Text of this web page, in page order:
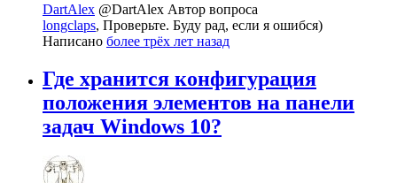
DartAlex @DartAlex Автор вопроса
longclaps, Проверьте. Буду рад, если я ошибся)
Написано более трёх лет назад
Где хранится конфигурация
положения элементов на панели
задач Windows 10?